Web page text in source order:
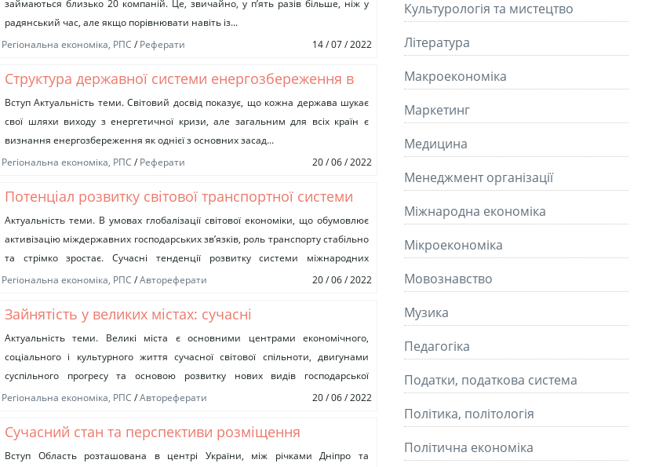
займаються близько 20 компаній. Це, звичайно, у п’ять разів більше, ніж у
радянський час, але якщо порівнювати навіть із...
Регіональна економіка, РПС /Реферати 14 / 07 / 2022
Структура державної системи енергозбереження в
Україні
Вступ Актуальність теми. Світовий досвід показує, що кожна держава шукає
свої шляхи виходу з енергетичної кризи, але загальним для всіх країн є
визнання енергозбереження як однієї з основних засад...
Регіональна економіка, РПС /Реферати 20 / 06 / 2022
Потенціал розвитку світової транспортної системи
Актуальність теми. В умовах глобалізації світової економіки, що обумовлює
активізацію міждержавних господарських зв’язків, роль транспорту стабільно
та стрімко зростає. Сучасні тенденції розвитку системи міжнародних
економічних відносин передбачають зміну традиційних...
Регіональна економіка, РПС /Автореферати 20 / 06 / 2022
Зайнятість у великих містах: сучасні
трансформаційні процеси та їх регулювання
Актуальність теми. Великі міста є основними центрами економічного,
соціального і культурного життя сучасної світової спільноти, двигунами
суспільного прогресу та основою розвитку нових видів господарської
діяльності, а отже, і зайнятості...
Регіональна економіка, РПС /Автореферати 20 / 06 / 2022
Сучасний стан та перспективи розміщення
продуктивних сил регіонів Кіровоградська області
Вступ Область розташована в центрі України, між річками Дніпро та
Культурологія та мистецтво
Літературa
Макроекономіка
Маркетинг
Медицина
Менеджмент організації
Міжнародна економіка
Мікроекономіка
Мовознавство
Музика
Педагогіка
Податки, податкова система
Політика, політологія
Політична економіка